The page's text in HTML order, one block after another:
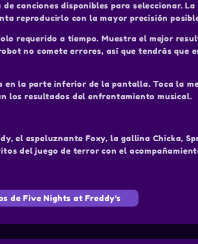
canciones disponibles para seleccionar.
reproducirlo con la mayor precisión
requerido a tiempo. Muestra el mejor
no comete errores, así que tendrás que
en la parte inferior de la pantalla. Toca la
los resultados del enfrentamiento musical.
el espeluznante Foxy, la gallina Chicka,
del juego de terror con el
de Five Nights at Freddy's